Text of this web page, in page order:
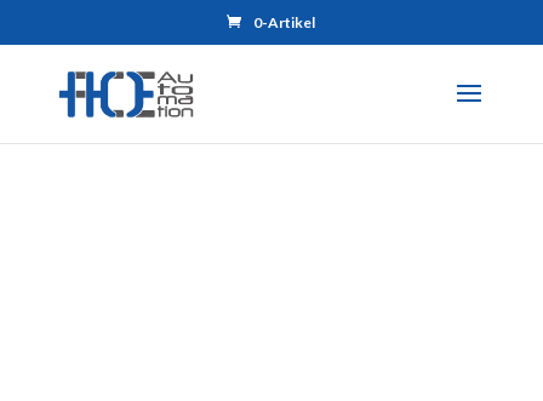
0-Artikel